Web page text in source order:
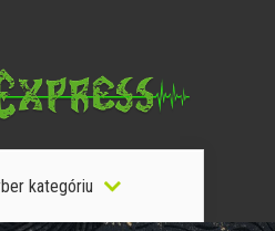
kategóriu